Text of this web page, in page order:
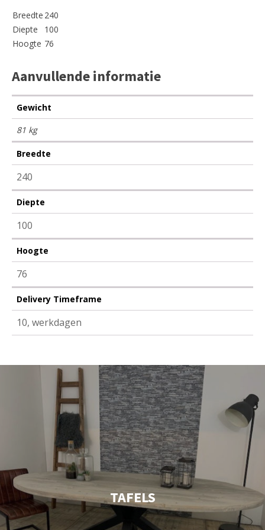
Breedte 240
Diepte
100
Hoogte 76
Aanvullende informatie
Gewicht
81 kg
Breedte
240
Diepte
100
Hoogte
76
Delivery Timeframe
10, werkdagen
TAFELS